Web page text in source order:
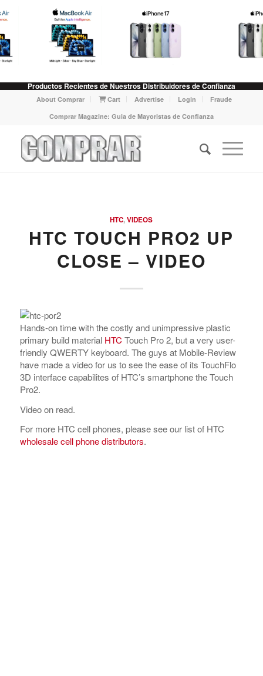
Productos Recientes de Nuestros Distribuidores de Confianza
About Comprar Cart Advertise Login
Fraude
Comprar Magazine: Guia de Mayoristas de Confianza
HTC,VIDEOS
HTC TOUCH PRO2 UP
CLOSE – VIDEO
Hands-on time with the costly and unimpressive plastic
primary build material HTC Touch Pro 2, but a very user-
friendly QWERTY keyboard. The guys at Mobile-Review
have made a video for us to see the ease of its TouchFlo
3D interface capabilites of HTC’s smartphone the Touch
Pro2.
Video on read.
For more HTC cell phones, please see our list of HTC
wholesale cell phone distributors.